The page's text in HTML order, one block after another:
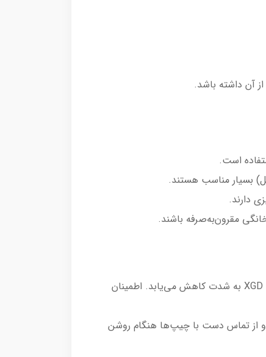
بسیار مناسب هستند.
دارند.
دفع حرارت: بزرگترین دشمن این لامپ‌ها حرارت است. اگر لامپ در جای بسته (بدون تهویه) قرار بگیرد، عمر چیپ‌های XGD به شدت کاهش می‌یابد. اطمینان
برق را قطع کنید و از تماس دست با چیپ‌ها هنگام روشن